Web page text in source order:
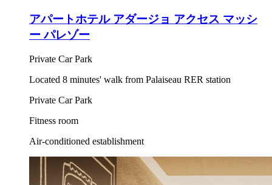
アパートホテル アダージョ アクセス マッシ
ー パレゾー
Private Car Park
Located 8 minutes' walk from Palaiseau RER station
Private Car Park
Fitness room
Air-conditioned establishment